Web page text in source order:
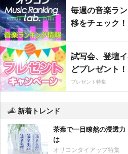
毎週の音楽ラ
移をチェック！
試写会、登壇
どプレゼント！
プレゼント特集
新着トレンド
茶葉で一目瞭然の浸透
は
オリコンタイアップ特集